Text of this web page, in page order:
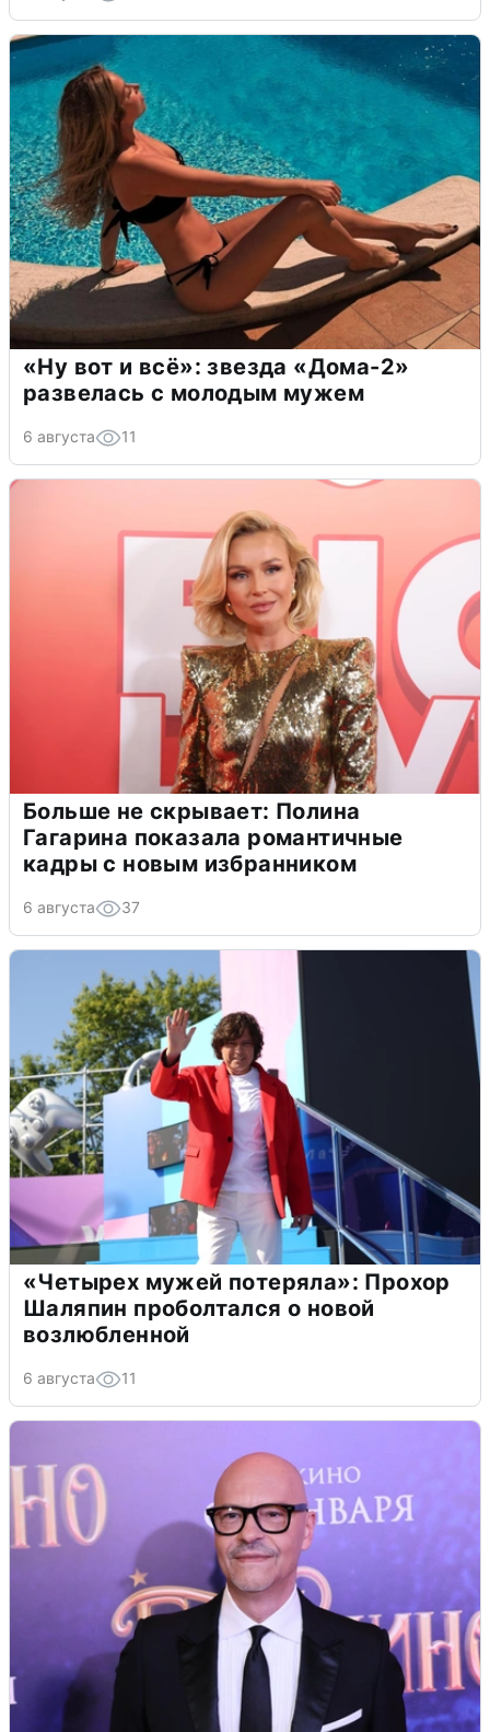
«Ну вот и всё»: звезда «Дома-2»
развелась с молодым мужем
6 августа 11
Больше не скрывает: Полина
Гагарина показала романтичные
кадры с новым избранником
6 августа 37
«Четырех мужей потеряла»: Прохор
Шаляпин проболтался о новой
возлюбленной
6 августа 11